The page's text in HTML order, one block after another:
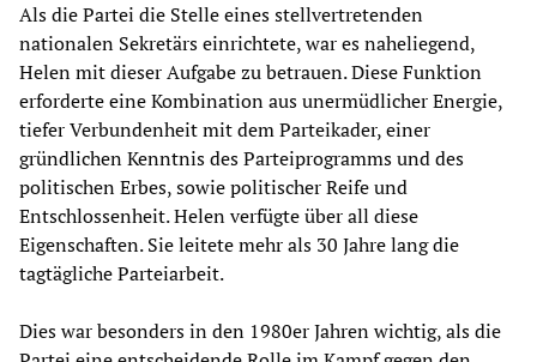
Als die Partei die Stelle eines stellvertretenden
nationalen Sekretärs einrichtete, war es naheliegend,
Helen mit dieser Aufgabe zu betrauen. Diese Funktion
erforderte eine Kombination aus unermüdlicher Energie,
tiefer Verbundenheit mit dem Parteikader, einer
gründlichen Kenntnis des Parteiprogramms und des
politischen Erbes, sowie politischer Reife und
Entschlossenheit. Helen verfügte über all diese
Eigenschaften. Sie leitete mehr als 30 Jahre lang die
tagtägliche Parteiarbeit.
Dies war besonders in den 1980er Jahren wichtig, als die